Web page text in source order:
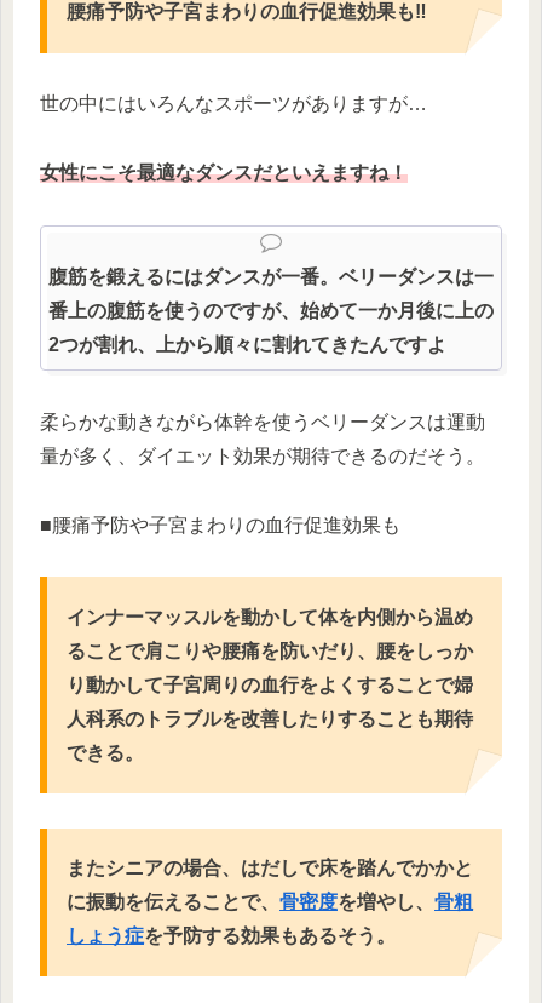
腰痛予防や子宮まわりの血行促進効果も‼
世の中にはいろんなスポーツがありますが…
女性にこそ最適なダンスだといえますね！
腹筋を鍛えるにはダンスが一番。ベリーダンスは一
番上の腹筋を使うのですが、始めて一か月後に上の
2つが割れ、上から順々に割れてきたんですよ
柔らかな動きながら体幹を使うベリーダンスは運動
量が多く、ダイエット効果が期待できるのだそう。
■腰痛予防や子宮まわりの血行促進効果も
インナーマッスルを動かして体を内側から温め
ることで肩こりや腰痛を防いだり、腰をしっか
り動かして子宮周りの血行をよくすることで婦
人科系のトラブルを改善したりすることも期待
できる。
またシニアの場合、はだしで床を踏んでかかと
に振動を伝えることで、 骨密度を増やし、 骨粗
しょう症を予防する効果もあるそう。